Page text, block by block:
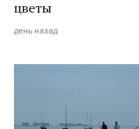
цветы
день назад